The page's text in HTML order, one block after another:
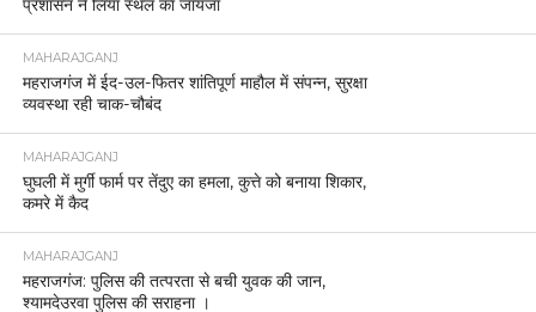
दस्तावेज़ों में गड़बड़ी का मामला, पुलिस ने दर्ज किया मुकदमा
MAHARAJGANJ
महराजगंज जिला अस्पताल के कर्मचारियों को 3 माह से नहीं
मिला वेतन, कार्य बहिष्कार की चेतावनी।
MAHARAJGANJ
महाराजगंज: पुलिस भर्ती परीक्षा को लेकर प्रशासन सतर्क,
डीएम-एसपी ने की बैठक।
MAHARAJGANJ
लेहड़ा मंदिर मेले की तैयारियां तेज, SDM व CO ने की